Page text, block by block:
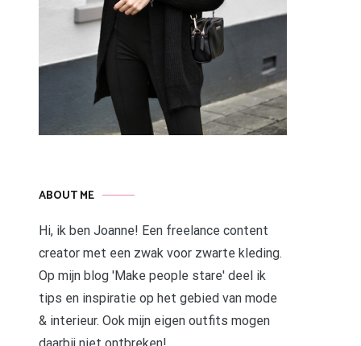
ABOUT ME
Hi, ik ben Joanne! Een freelance content
creator met een zwak voor zwarte kleding.
Op mijn blog 'Make people stare' deel ik
tips en inspiratie op het gebied van mode
& interieur. Ook mijn eigen outfits mogen
daarbij niet ontbreken!